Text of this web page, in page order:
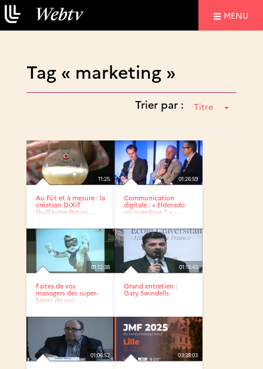
MENU
Tag « marketing »
Trier par : Titre
11:25
Au Fût et à mesure : la
création DiXiT
Guillaume Petiau,...
01:26:59
Communication
digitale : « Eldorado
ou overdose ? » -...
01:12:38
Faites de vos
managers des super-
héros de vos
01:15:43
Grand entretien :
Gary Swindells
01:06:52 03:38:03